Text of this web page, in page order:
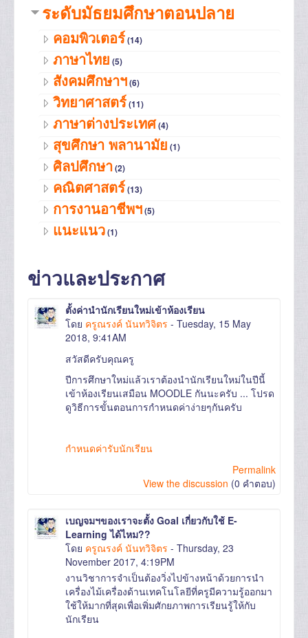
ระดับมัธยมศึกษาตอนปลาย
คอมพิวเตอร์(14)
ภาษาไทย (5)
สังคมศึกษาฯ(6)
วิทยาศาสตร์(11)
ภาษาต่างประเทศ(4)
สุขศึกษา พลานามัย (1)
ศิลปศึกษา(2)
คณิตศาสตร์(13)
การงานอาชีพฯ(5)
แนะแนว(1)
ข่าวและประกาศ
ตั้งค่านำนักเรียนใหม่เข้าห้องเรียน
โดย ครูณรงค์ นันทวิจิตร - Tuesday, 15 May
2018, 9:41AM
สวัสดีครับคุณครู
ปีการศึกษาใหม่แล้วเราต้องนำนักเรียนใหม่ในปีนี้
เข้าห้องเรียนเสมือน MOODLE กันนะครับ ... โปรด
ดูวิธีการขั้นตอนการกำหนดค่าง่ายๆกันครับ
กำหนดค่ารับนักเรียน
Permalink
View the discussion (0 คำตอบ)
เบญจมฯของเราจะตั้ง Goal เกี่ยวกับใช้ E-
Learning ได้ไหม??
โดย ครูณรงค์ นันทวิจิตร - Thursday, 23
November 2017, 4:19PM
งานวิชาการจำเป็นต้องวิ่งไปข้างหน้าด้วยการนำ
เครื่องไม้เครื่องด้านเทคโนโลยีที่ครูมีความรู้ออกมา
ใช้ให้มากที่สุดเพื่อเพิ่มศักยภาพการเรียนรู้ให้กับ
นักเรียน